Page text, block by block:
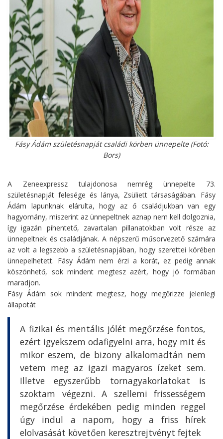
Fásy Ádám születésnapját családi körben ünnepelte (Fotó:
Bors)
A Zeneexpressz tulajdonosa nemrég ünnepelte 73.
születésnapját felesége és lánya, Zsüliett társaságában. Fásy
Ádám lapunknak elárulta, hogy az ő családjukban van egy
hagyomány, miszerint az ünnepeltnek aznap nem kell dolgoznia,
így igazán pihentető, zavartalan pillanatokban volt része az
ünnepeltnek és családjának. A népszerű műsorvezető számára
az volt a legszebb a születésnapjában, hogy szerettei körében
ünnepelhetett. Fásy Ádám nem érzi a korát, ez pedig annak
köszönhető, sok mindent megtesz azért, hogy jó formában
maradjon.
Fásy Ádám sok mindent megtesz, hogy megőrizze jelenlegi
állapotát
A fizikai és mentális jólét megőrzése fontos,
ezért igyekszem odafigyelni arra, hogy mit és
mikor eszem, de bizony alkalomadtán nem
vetem meg az igazi magyaros ízeket sem.
Illetve egyszerűbb tornagyakorlatokat is
szoktam végezni. A szellemi frissességem
megőrzése érdekében pedig minden reggel
úgy indul a napom, hogy a friss hírek
elolvasását követően keresztrejtvényt fejtek